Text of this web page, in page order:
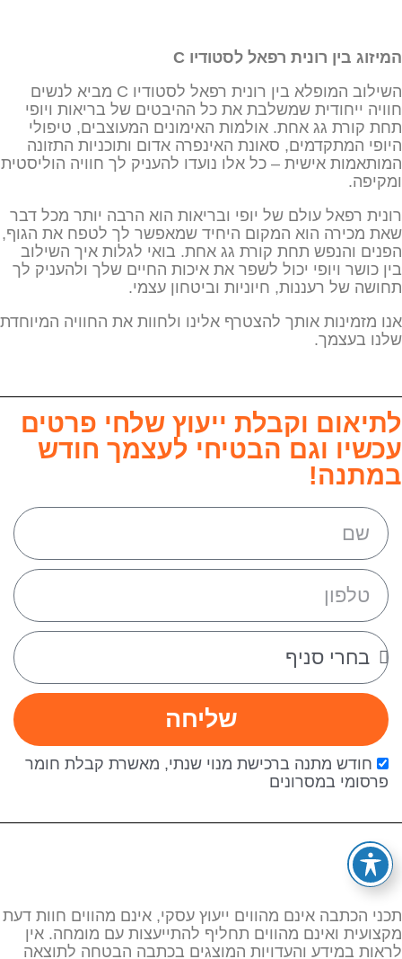
המיזוג בין רונית רפאל לסטודיו
השילוב המופלא בין רונית רפאל לסטודיו C מביא לנשים
חוויה ייחודית שמשלבת את כל ההיבטים של בריאות ויופי
תחת קורת גג אחת. אולמות האימונים המעוצבים, טיפולי
היופי המתקדמים, סאונת האינפרה אדום ותוכניות התזונה
המותאמות אישית – כל אלו נועדו להעניק לך חוויה הוליסטית
ומקיפה.
רונית רפאל עולם של יופי ובריאות הוא הרבה יותר מכל דבר
שאת מכירה הוא המקום היחיד שמאפשר לך לטפח את הגוף,
הפנים והנפש תחת קורת גג אחת. בואי לגלות איך השילוב
בין כושר ויופי יכול לשפר את איכות החיים שלך ולהעניק לך
תחושה של רעננות, חיוניות וביטחון עצמי.
אנו מזמינות אותך להצטרף אלינו ולחוות את החוויה המיוחדת
שלנו בעצמך.
לתיאום וקבלת ייעוץ שלחי פרטים
עכשיו וגם הבטיחי לעצמך חודש
במתנה!
חודש מתנה ברכישת מנוי שנתי, מאשרת קבלת חומר
פרסומי במסרונים
שליחה
תכני הכתבה אינם מהווים ייעוץ עסקי, אינם מהווים חוות דעת
מקצועית ואינם מהווים תחליף להתייעצות עם מומחה. אין
לראות במידע והעדויות המוצגים בכתבה הבטחה לתוצאה